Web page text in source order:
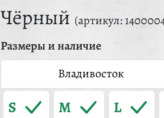
Чёрный (артикул:
Размеры и наличие
Владивосток
S M L